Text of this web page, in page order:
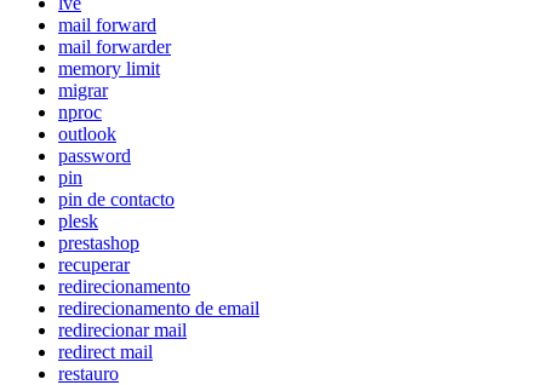
mail forward
mail forwarder
memory limit
migrar
nproc
outlook
password
pin
pin de contacto
plesk
prestashop
recuperar
redirecionamento
redirecionamento de email
redirecionar mail
redirect mail
restauro